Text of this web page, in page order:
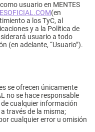
usuario en MENTES
(en
a los TyC, al
y a la Política de
usuario a todo
(en adelante, “Usuario”).
se ofrecen únicamente
no se hace responsable
cualquier información
través de la misma;
cualquier error u omisión